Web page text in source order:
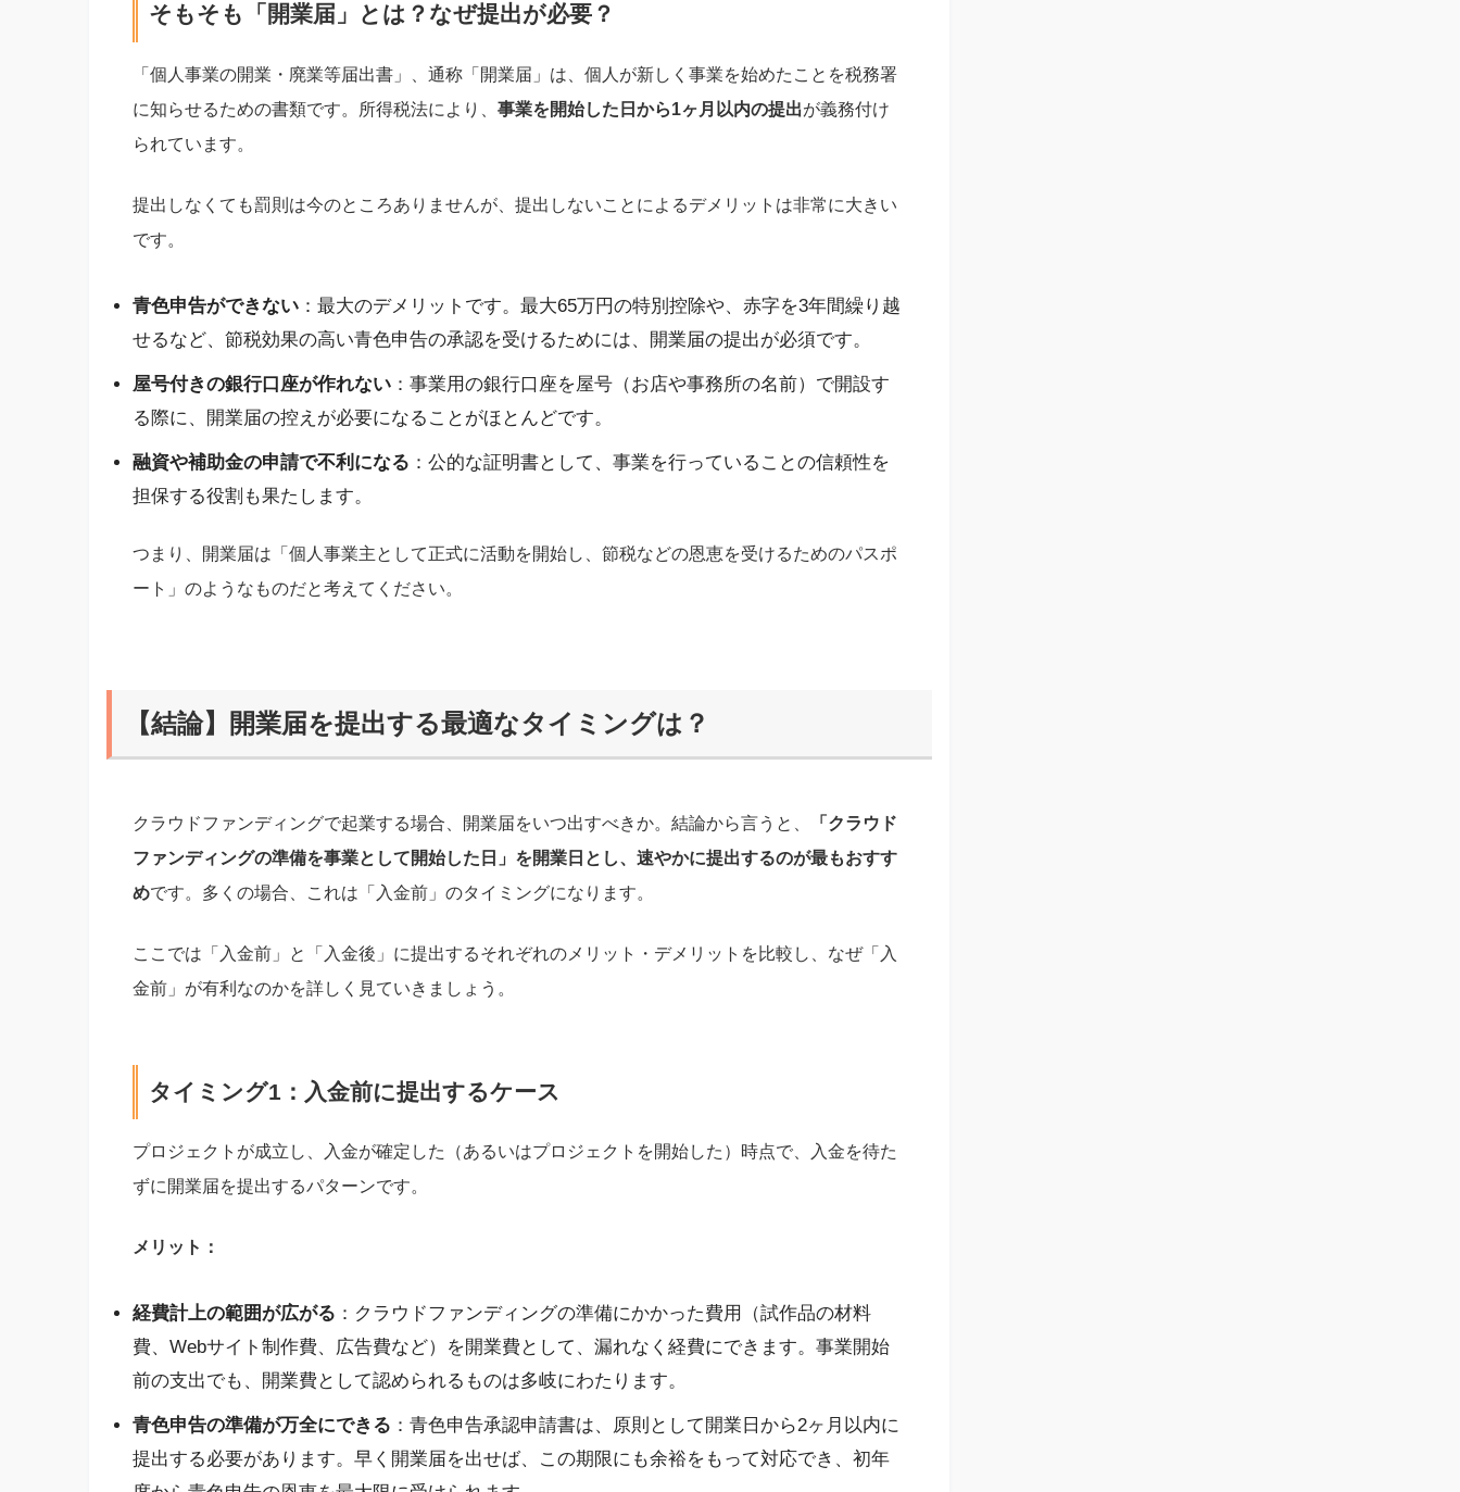
そもそも「開業届」とは？なぜ提出が必要？
「個人事業の開業・廃業等届出書」、通称「開業届」は、個人が新しく事業を始めたことを税務署
に知らせるための書類です。所得税法により、 事業を開始した日から1ヶ月以内の提出が義務付け
られています。
提出しなくても罰則は今のところありませんが、提出しないことによるデメリットは非常に大きい
です。
青色申告ができない ：最大のデメリットです。最大65万円の特別控除や、赤字を3年間繰り越
せるなど、節税効果の高い青色申告の承認を受けるためには、開業届の提出が必須です。
屋号付きの銀行口座が作れない ：事業用の銀行口座を屋号（お店や事務所の名前）で開設す
る際に、開業届の控えが必要になることがほとんどです。
融資や補助金の申請で不利になる ：公的な証明書として、事業を行っていることの信頼性を
担保する役割も果たします。
つまり、開業届は「個人事業主として正式に活動を開始し、節税などの恩恵を受けるためのパスポ
ート」のようなものだと考えてください。
【結論】開業届を提出する最適なタイミングは？
クラウドファンディングで起業する場合、開業届をいつ出すべきか。結論から言うと、
「クラウド
ファンディングの準備を事業として開始した日」を開業日とし、速やかに提出するのが最もおすす
めです。多くの場合、これは「入金前」のタイミングになります。
ここでは「入金前」と「入金後」に提出するそれぞれのメリット・デメリットを比較し、なぜ「入
金前」が有利なのかを詳しく見ていきましょう。
タイミング1：入金前に提出するケース
プロジェクトが成立し、入金が確定した（あるいはプロジェクトを開始した）時点で、入金を待た
ずに開業届を提出するパターンです。
メリット：
経費計上の範囲が広がる ：クラウドファンディングの準備にかかった費用（試作品の材料
費、Webサイト制作費、広告費など）を開業費として、漏れなく経費にできます。事業開始
前の支出でも、開業費として認められるものは多岐にわたります。
青色申告の準備が万全にできる ：青色申告承認申請書は、原則として開業日から2ヶ月以内に
提出する必要があります。早く開業届を出せば、この期限にも余裕をもって対応でき、初年